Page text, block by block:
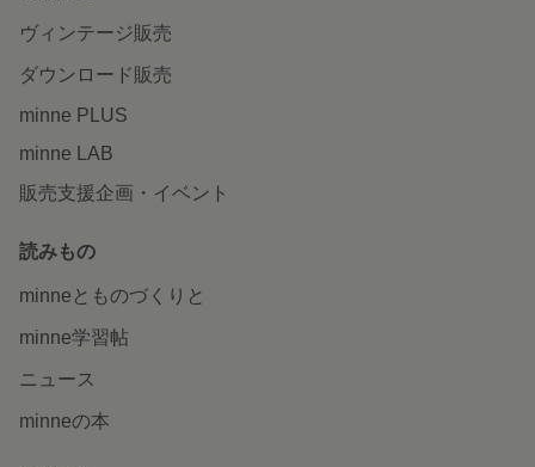
ヴィンテージ販売
ダウンロード販売
minne PLUS
minne LAB
販売支援企画・イベント
読みもの
minneとものづくりと
minne学習帖
ニュース
minneの本